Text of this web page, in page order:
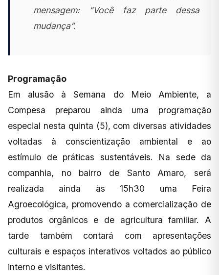
mensagem: “Você faz parte dessa
mudança”.
Programação
Em alusão à Semana do Meio Ambiente, a
Compesa preparou ainda uma programação
especial nesta quinta (5), com diversas atividades
voltadas à conscientização ambiental e ao
estímulo de práticas sustentáveis. Na sede da
companhia, no bairro de Santo Amaro, será
realizada ainda às 15h30 uma Feira
Agroecológica, promovendo a comercialização de
produtos orgânicos e de agricultura familiar. A
tarde também contará com apresentações
culturais e espaços interativos voltados ao público
interno e visitantes.